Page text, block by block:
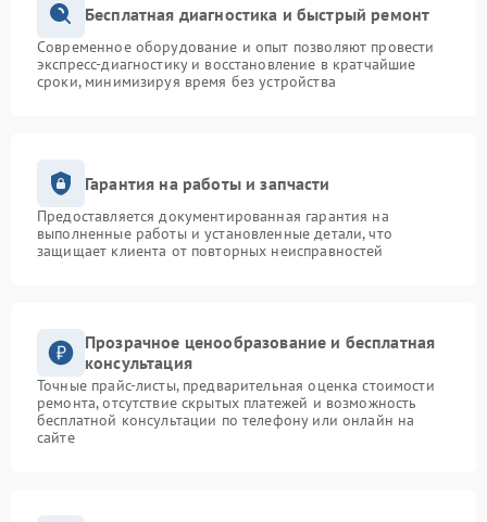
Бесплатная диагностика и быстрый ремонт
Современное оборудование и опыт позволяют провести
экспресс-диагностику и восстановление в кратчайшие
сроки, минимизируя время без устройства
Гарантия на работы и запчасти
Предоставляется документированная гарантия на
выполненные работы и установленные детали, что
защищает клиента от повторных неисправностей
Прозрачное ценообразование и бесплатная
консультация
Точные прайс-листы, предварительная оценка стоимости
ремонта, отсутствие скрытых платежей и возможность
бесплатной консультации по телефону или онлайн на
сайте